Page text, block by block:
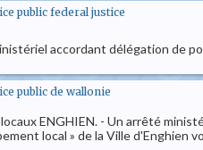
public federal justice
accordant délégation de
public de wallonie
ENGHIEN. - Un arrêté
local » de la Ville d'Enghien